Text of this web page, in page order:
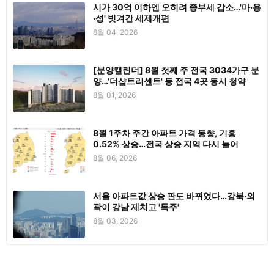
시가 30억 이하엔 오히려 종부세 감소…'마·용
·성' 빗겨간 세제개편
8월 04, 2026
[분양캘린더] 8월 첫째 주 전국 3034가구 분
양…'더샵트리센트' 등 전국 4곳 동시 청약
8월 01, 2026
8월 1주차 주간 아파트 가격 동향, 기흥
0.52% 상승…전국 상승 지역 다시 늘어
8월 06, 2026
서울 아파트값 상승 판도 바뀌었다…강북·외
곽이 강남 제치고 '독주'
8월 03, 2026